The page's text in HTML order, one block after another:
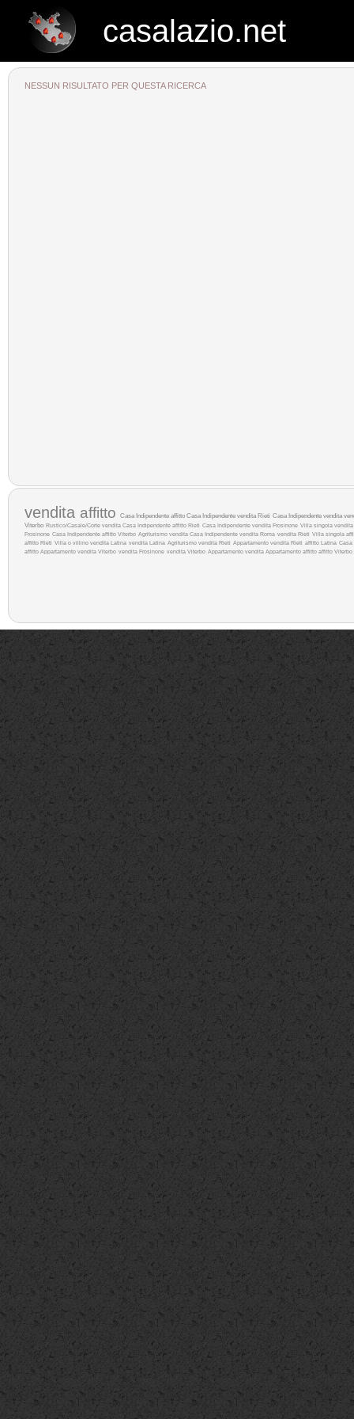
casalazio.net
NESSUN RISULTATO PER QUESTA RICERCA
vendita affitto Casa Indipendente affitto Casa Indipendente vendita Rieti Casa Indipendente vendita
Viterbo Rustico/Casale/Corte vendita Casa Indipendente affitto Rieti Casa Indipendente vendita Frosinone Villa singola vendita
Frosinone Casa Indipendente affitto Viterbo Agriturismo vendita Casa Indipendente vendita Roma vendita Rieti Villa singola
affitto Rieti Villa o villino vendita Latina vendita Latina Agriturismo vendita Rieti Appartamento vendita Rieti affitto Latina Casa
affitto Appartamento vendita Viterbo vendita Frosinone vendita Viterbo Appartamento vendita Appartamento affitto affitto Viterbo
casalazio.net